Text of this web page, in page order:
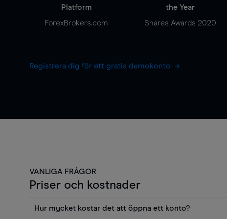
Platform
ForexBrokers.com
the Year
Shares Awards 2020
Registrera dig för ett gratis demokonto
VANLIGA FRÅGOR
Priser och kostnader
Hur mycket kostar det att öppna ett konto?